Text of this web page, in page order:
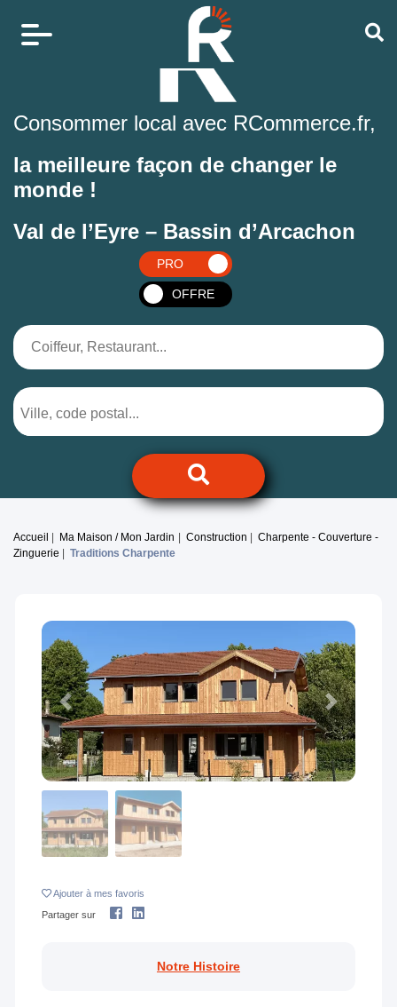
Consommer local avec RCommerce.fr,
la meilleure façon de changer le
monde !
Val de l’Eyre – Bassin d’Arcachon
PRO
OFFRE
Accueil Ma Maison / Mon Jardin Construction
Charpente - Couverture -
Zinguerie
Traditions Charpente
Previous Next
Ajouter à mes favoris
Partager sur
Notre Histoire